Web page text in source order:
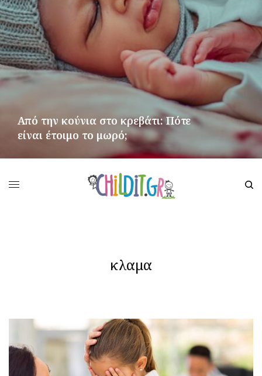
Από την κούνια στο κρεβάτι: Πότε
είναι έτοιμο το μωρό;
κλαμα